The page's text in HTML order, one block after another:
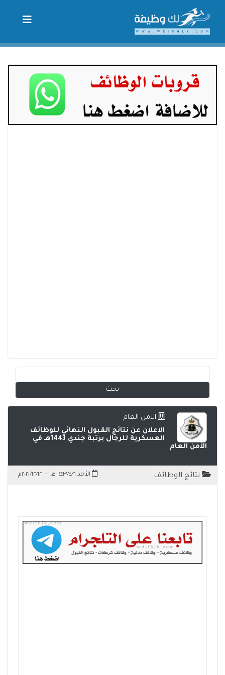
الامن العام
الاعلان عن نتائج القبول النهائي للوظائف
العسكرية للرجال برتبة جندي 1443هـ في
الأمن العام
نتائج الوظائف الأحد ١٤٤٣/٥/٦ هـ - ٢٠٢١/١٢/١٢م